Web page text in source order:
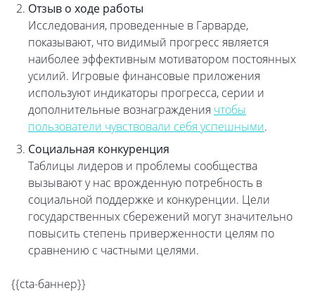
Отзыв о ходе работы
Исследования, проведенные в Гарварде,
показывают, что видимый прогресс является
наиболее эффективным мотиватором постоянных
усилий. Игровые финансовые приложения
используют индикаторы прогресса, серии и
дополнительные вознаграждения чтобы
пользователи чувствовали себя успешными.
Социальная конкуренция
Таблицы лидеров и проблемы сообщества
вызывают у нас врожденную потребность в
социальной поддержке и конкуренции. Цели
государственных сбережений могут значительно
повысить степень приверженности целям по
сравнению с частными целями.
{{cta-баннер}}